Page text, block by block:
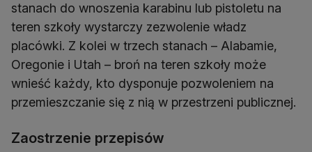
stanach do wnoszenia karabinu lub pistoletu na
teren szkoły wystarczy zezwolenie władz
placówki. Z kolei w trzech stanach – Alabamie,
Oregonie i Utah – broń na teren szkoły może
wnieść każdy, kto dysponuje pozwoleniem na
przemieszczanie się z nią w przestrzeni publicznej.
Zaostrzenie przepisów